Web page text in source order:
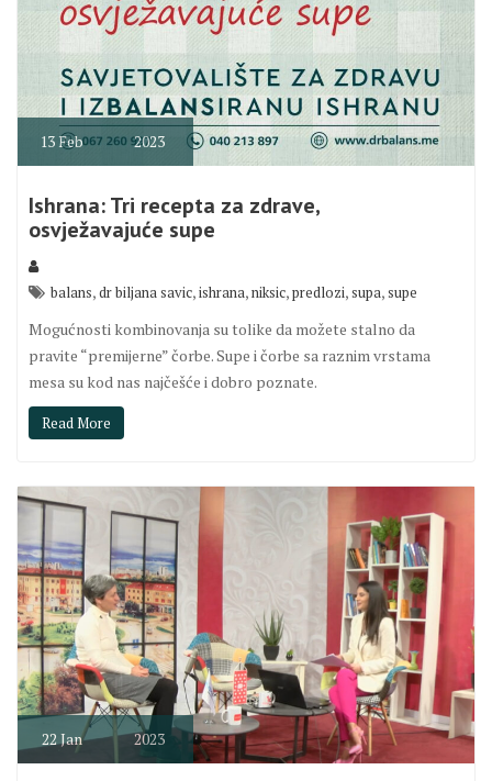
13Feb 2023
Ishrana: Tri recepta za zdrave,
osvježavajuće supe
balans,dr biljana savic,ishrana,niksic,predlozi,supa,supe
Mogućnosti kombinovanja su tolike da možete stalno da
pravite “premijerne” čorbe. Supe i čorbe sa raznim vrstama
mesa su kod nas najčešće i dobro poznate.
Read More
22Jan 2023